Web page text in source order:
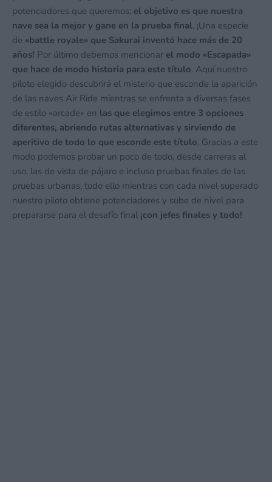
potenciadores que queremos; el objetivo es que nuestra
nave sea la mejor y gane en la prueba final. ¡Una especie
de «battle royale» que Sakurai inventó hace más de 20
años! Por último debemos mencionar el modo «Escapada»
que hace de modo historia para este título. Aquí nuestro
piloto elegido descubrirá el misterio que esconde la aparición
de las naves Air Ride mientras se enfrenta a diversas fases
de estilo «arcade» en las que elegimos entre 3 opciones
diferentes, abriendo rutas alternativas y sirviendo de
aperitivo de todo lo que esconde este título. Gracias a este
modo podemos probar un poco de todo, desde carreras al
uso, las de vista de pájaro e incluso pruebas finales de las
pruebas urbanas, todo ello mientras con cada nivel superado
nuestro piloto obtiene potenciadores y sube de nivel para
prepararse para el desafío final ¡con jefes finales y todo!